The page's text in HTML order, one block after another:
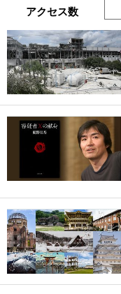
アクセス数